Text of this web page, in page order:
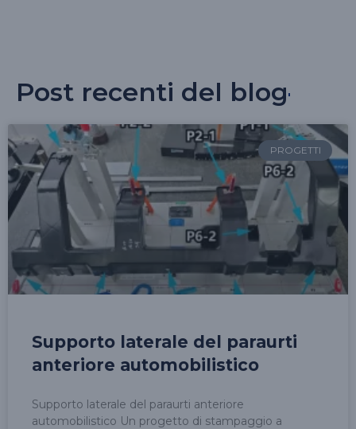
Post recenti del blog
PROGETTI
Supporto laterale del paraurti
anteriore automobilistico
Supporto laterale del paraurti anteriore
automobilistico Un progetto di stampaggio a